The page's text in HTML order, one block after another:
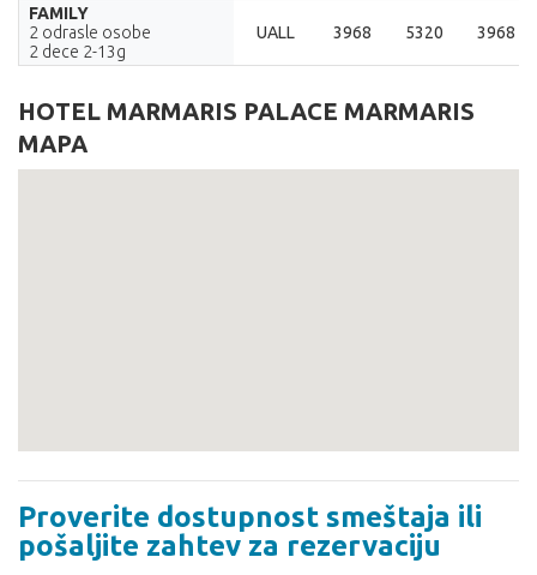
FAMILY
2 odrasle osobe
2 dece 2-13g
UALL 3968 5320 3968
HOTEL MARMARIS PALACE MARMARIS
MAPA
Proverite dostupnost smeštaja ili
pošaljite zahtev za rezervaciju